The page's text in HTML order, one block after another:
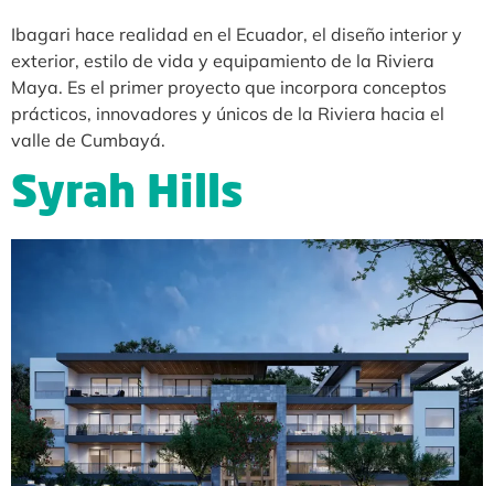
Ibagari hace realidad en el Ecuador, el diseño interior y
exterior, estilo de vida y equipamiento de la Riviera
Maya. Es el primer proyecto que incorpora conceptos
prácticos, innovadores y únicos de la Riviera hacia el
valle de Cumbayá.
Syrah Hills